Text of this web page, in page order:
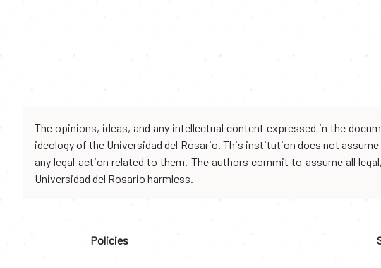
The opinions, ideas, and any intellectual content expressed in the
ideology of the Universidad del Rosario. This institution does not
any legal action related to them. The authors commit to assume all
Universidad del Rosario harmless.
Policies